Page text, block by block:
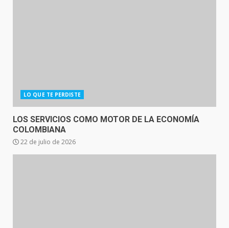
LO QUE TE PERDISTE
LOS SERVICIOS COMO MOTOR DE LA ECONOMÍA
COLOMBIANA
22 de julio de 2026